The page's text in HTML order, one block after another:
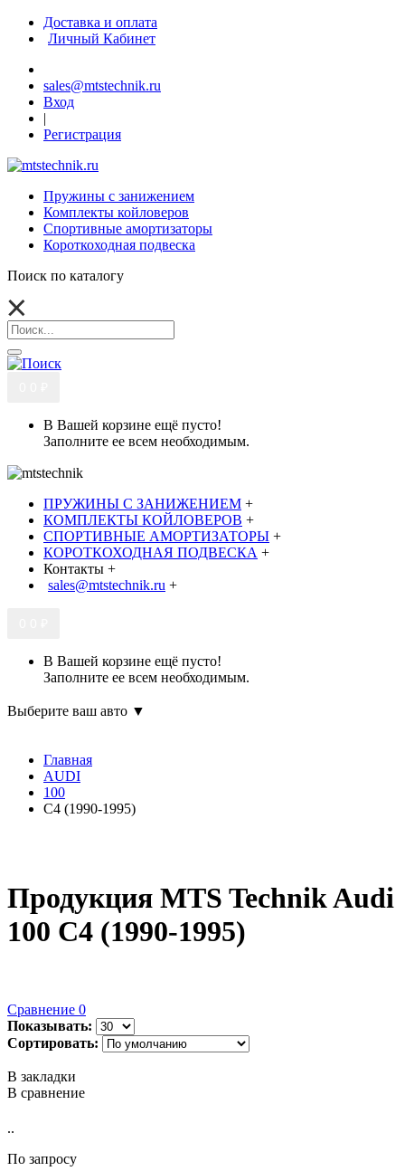
Доставка и оплата
Личный Кабинет
sales@mtstechnik.ru
Вход
|
Регистрация
Пружины с занижением
Комплекты койловеров
Спортивные амортизаторы
Короткоходная подвеска
Поиск по каталогу
В Вашей корзине ещё пусто!
Заполните ее всем необходимым.
ПРУЖИНЫ С ЗАНИЖЕНИЕМ +
КОМПЛЕКТЫ КОЙЛОВЕРОВ +
СПОРТИВНЫЕ АМОРТИЗАТОРЫ +
КОРОТКОХОДНАЯ ПОДВЕСКА +
Контакты +
sales@mtstechnik.ru +
В Вашей корзине ещё пусто!
Заполните ее всем необходимым.
Выберите ваш авто ▼
Главная
AUDI
100
C4 (1990-1995)
Продукция MTS Technik Audi
100 C4 (1990-1995)
Сравнение 0
Показывать:
Сортировать:
В закладки
В сравнение
..
По запросу